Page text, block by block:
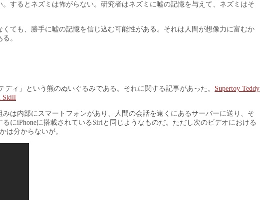
するとネズミは怖がらない。研究者はネズミに嘘の記憶を与えて、ネズミはそ
ても、勝手に嘘の記憶を信じ込む可能性がある。それは人間が想像力に富むか
。
ィ」という熊のぬいぐるみである。それに関する記事があった。 Supertoy Teddy
Skill
は内部にスマートフォンがあり、人間の会話を遠くにあるサーバーに送り、そ
にiPhoneに搭載されているSiriと同じようなものだ。ただし次のビデオにおける
は分からないが。